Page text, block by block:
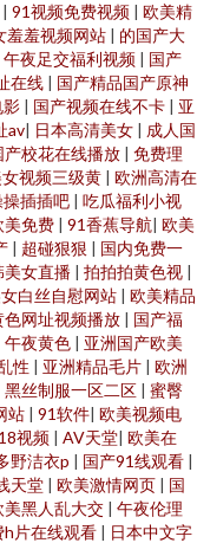
| 91视频免费视频 | 欧美精
羞羞视频网站 | 的国产大
午夜足交福利视频 | 国产
在线 | 国产精品国产原神
影 | 国产视频在线不卡 | 亚
av| 日本高清美女 | 成人国
产校花在线播放 | 免费理
女视频三级黄 | 欧洲高清在
操插插吧 | 吃瓜福利小视
美免费 | 91香蕉导航| 欧美
| 超碰狠狠 | 国内免费一
美女直播 | 拍拍拍黄色视 |
白丝自慰网站 | 欧美精品
色网址视频播放 | 国产福
午夜黄色 | 亚洲国产欧美
性 | 亚洲精品毛片 | 欧洲
黑丝制服一区二区 | 蜜臀
站 | 91软件| 欧美视频电
视频 | AV天堂| 欧美在
野洁衣p | 国产91线观看 |
天堂 | 欧美激情网页 | 国
美黑人乱大交 | 午夜伦理
h片在线观看 | 日本中文字